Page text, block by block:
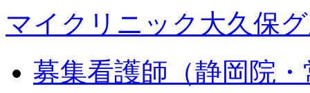
マイクリニック大久保
募集看護師（静岡院